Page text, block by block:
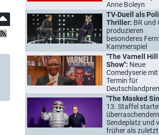
Anne Boleyn
TV-Duell als
Thriller: BR und
produzieren
besonderes
Kammerspiel
"The Varnell Hill
Show": Neue
Comedyserie mit
Termin für
"The Masked
13. Staffel
überraschendem
Sendeplatz und
früher als zuletzt